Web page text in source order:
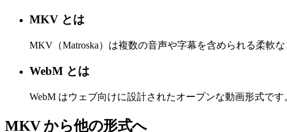
MKV とは
MKV（Matroska）は複数の音声や字幕を含められる柔軟
WebM とは
WebM はウェブ向けに設計されたオープンな動画形式で
MKV から他の形式へ